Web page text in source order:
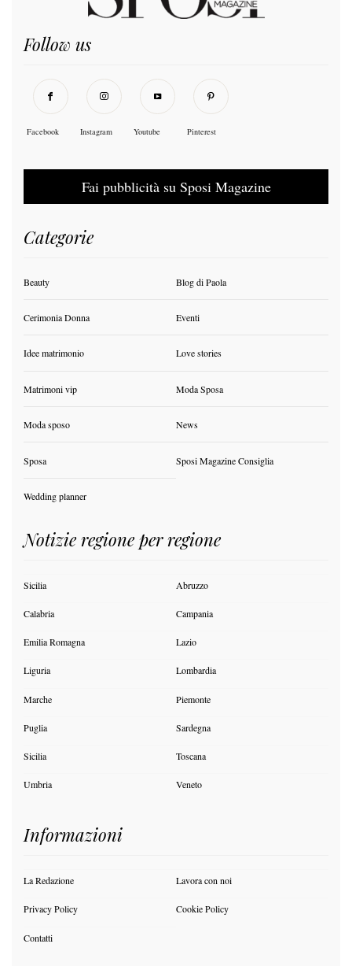
Follow us
Facebook Instagram Youtube Pinterest
Fai pubblicità su Sposi Magazine
Categorie
Beauty Blog di Paola
Cerimonia Donna Eventi
Idee matrimonio Love stories
Matrimoni vip Moda Sposa
Moda sposo News
Sposa Sposi Magazine Consiglia
Wedding planner
Notizie regione per regione
Sicilia Abruzzo
Calabria Campania
Emilia Romagna Lazio
Liguria Lombardia
Marche Piemonte
Puglia Sardegna
Sicilia Toscana
Umbria Veneto
Informazioni
La Redazione Lavora con noi
Privacy Policy Cookie Policy
Contatti